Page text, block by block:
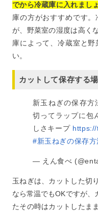
でから冷蔵庫に入れまし
庫の方がおすすめです
が、野菜室の湿度は高く
庫によって、冷蔵室と
い。
カットして保存する
新玉ねぎの保存方
切ってラップに包
しさキープ
#新玉ねぎの保存方
— えん食べ
玉ねぎは、カットした切
なら常温でもOKですが、
たその時はカットしたま